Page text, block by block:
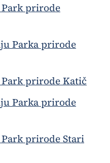
prirode
Parka prirode
prirode Katič
Parka prirode
prirode Stari